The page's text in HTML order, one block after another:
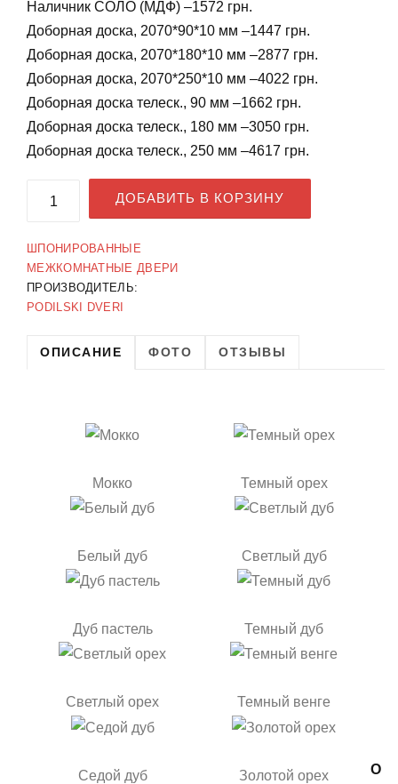
Наличник СОЛО (МДФ) –1572 грн.
Доборная доска, 2070*90*10 мм –1447 грн.
Доборная доска, 2070*180*10 мм –2877 грн.
Доборная доска, 2070*250*10 мм –4022 грн.
Доборная доска телеск., 90 мм –1662 грн.
Доборная доска телеск., 180 мм –3050 грн.
Доборная доска телеск., 250 мм –4617 грн.
ДОБАВИТЬ В КОРЗИНУ
ШПОНИРОВАННЫЕ
МЕЖКОМНАТНЫЕ ДВЕРИ
ПРОИЗВОДИТЕЛЬ:
PODILSKI DVERI
ОПИСАНИЕ ФОТО ОТЗЫВЫ
Мокко Темный орех
Белый дуб Светлый дуб
Дуб пастель Темный дуб
Светлый орех Темный венге
Седой дуб Золотой орех
О